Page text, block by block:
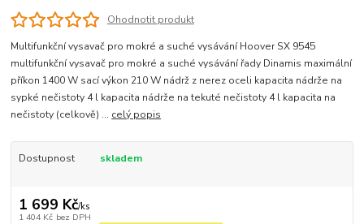
Ohodnotit produkt
Multifunkční vysavač pro mokré a suché vysávání Hoover SX 9545
multifunkční vysavač pro mokré a suché vysávání řady Dinamis maximální
příkon 1400 W sací výkon 210 W nádrž z nerez oceli kapacita nádrže na
sypké nečistoty 4 l kapacita nádrže na tekuté nečistoty 4 l kapacita na
nečistoty (celkově) ... celý popis
Dostupnost skladem
1 699 Kč/ks
1 404 Kč bez DPH